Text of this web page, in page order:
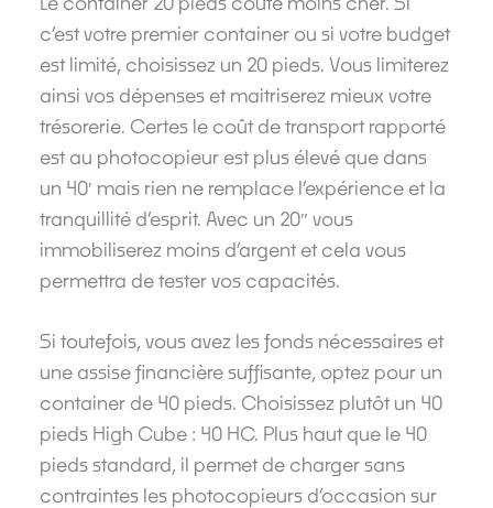
Le container 20 pieds coûte moins cher. Si
c’est votre premier container ou si votre budget
est limité, choisissez un 20 pieds. Vous limiterez
ainsi vos dépenses et maitriserez mieux votre
trésorerie. Certes le coût de transport rapporté
est au photocopieur est plus élevé que dans
un 40′ mais rien ne remplace l’expérience et la
tranquillité d’esprit. Avec un 20″ vous
immobiliserez moins d’argent et cela vous
permettra de tester vos capacités.
Si toutefois, vous avez les fonds nécessaires et
une assise financière suffisante, optez pour un
container de 40 pieds. Choisissez plutôt un 40
pieds High Cube : 40 HC. Plus haut que le 40
pieds standard, il permet de charger sans
contraintes les photocopieurs d’occasion sur